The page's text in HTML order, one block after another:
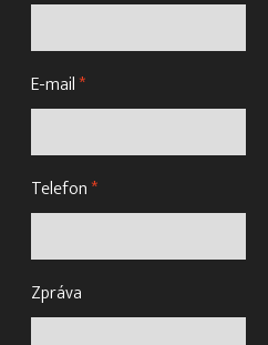
E-mail*
Telefon*
Zpráva